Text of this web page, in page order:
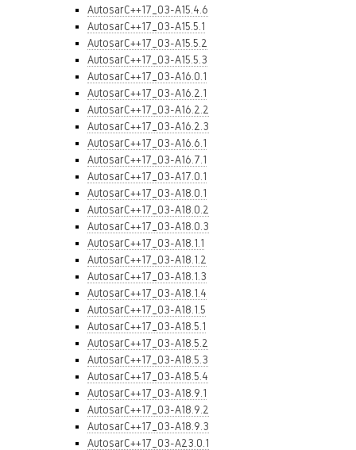
AutosarC++17_03-A15.4.6
AutosarC++17_03-A15.5.1
AutosarC++17_03-A15.5.2
AutosarC++17_03-A15.5.3
AutosarC++17_03-A16.0.1
AutosarC++17_03-A16.2.1
AutosarC++17_03-A16.2.2
AutosarC++17_03-A16.2.3
AutosarC++17_03-A16.6.1
AutosarC++17_03-A16.7.1
AutosarC++17_03-A17.0.1
AutosarC++17_03-A18.0.1
AutosarC++17_03-A18.0.2
AutosarC++17_03-A18.0.3
AutosarC++17_03-A18.1.1
AutosarC++17_03-A18.1.2
AutosarC++17_03-A18.1.3
AutosarC++17_03-A18.1.4
AutosarC++17_03-A18.1.5
AutosarC++17_03-A18.5.1
AutosarC++17_03-A18.5.2
AutosarC++17_03-A18.5.3
AutosarC++17_03-A18.5.4
AutosarC++17_03-A18.9.1
AutosarC++17_03-A18.9.2
AutosarC++17_03-A18.9.3
AutosarC++17_03-A23.0.1